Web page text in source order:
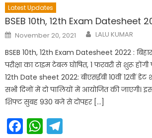
Latest Updates
BSEB 10th, 12th Exam Datesheet
Posted
on
November 20, 2021 Author
LALU KUMAR
BSEB 10th, 12th Exam Datesheet 2022 : बिहार
परीक्षा का टाइम टेबल घोषित, 1 फरवरी से शुरू होंगी
12th Date sheet 2022: बीएसईबी 10वीं 12वीं डेट
सभी दिनों में दो पालियों में आयोजित की जाएगी।
शिफ्ट सुबह 930 बजे से दोपहर […]
Facebook
WhatsApp